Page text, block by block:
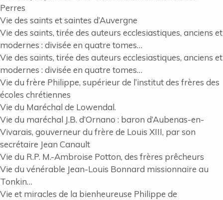
Perres
Vie des saints et saintes d’Auvergne
Vie des saints, tirée des auteurs ecclesiastiques, anciens et
modernes : divisée en quatre tomes…
Vie des saints, tirée des auteurs ecclesiastiques, anciens et
modernes : divisée en quatre tomes…
Vie du frère Philippe, supérieur de l’institut des frères des
écoles chrétiennes
Vie du Maréchal de Lowendal.
Vie du maréchal J.B. d’Ornano : baron d’Aubenas-en-
Vivarais, gouverneur du frère de Louis XIII, par son
secrétaire Jean Canault
Vie du R.P. M.-Ambroise Potton, des frères prêcheurs
Vie du vénérable Jean-Louis Bonnard missionnaire au
Tonkin…
Vie et miracles de la bienheureuse Philippe de